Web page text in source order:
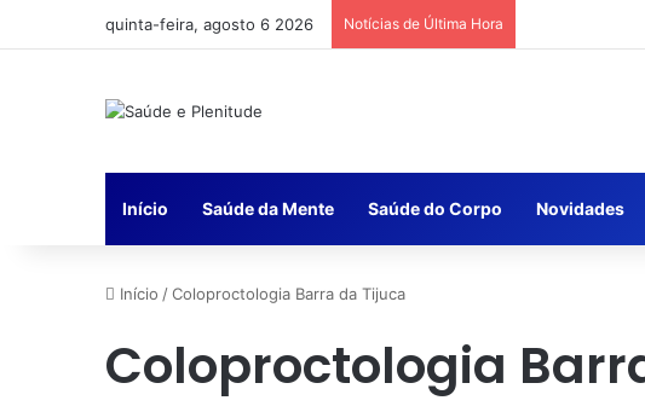
quinta-feira, agosto 6 2026 Notícias de Última Hora
Início Saúde da Mente Saúde do Corpo Novidades
Início /Coloproctologia Barra da Tijuca
Coloproctologia